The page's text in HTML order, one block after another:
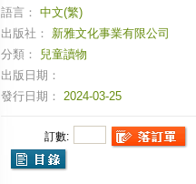
語言： 中文(繁)
出版社： 新雅文化事業有限公司
分類： 兒童讀物
出版日期：
發行日期： 2024-03-25
訂數: